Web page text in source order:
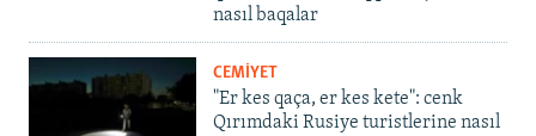
nasıl baqalar
CEMİYET
"Er kes qaça, er kes kete": cenk
Qırımdaki Rusiye turistlerine nasıl